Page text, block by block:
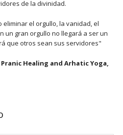
de la divinidad.
el orgullo, la vanidad, el
un gran orgullo no llegará a ser un
que otros sean sus servidores"
Healing and Arhatic Yoga,